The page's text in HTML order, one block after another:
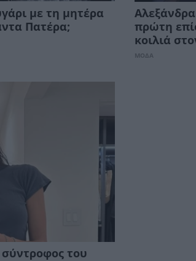
με τη μητέρα
Πατέρα;
πρώτη
κοιλιά
ΜΟΔΑ
του